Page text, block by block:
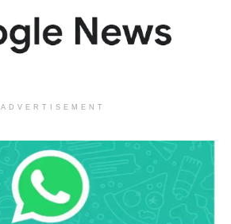
ADVERTISEMENT